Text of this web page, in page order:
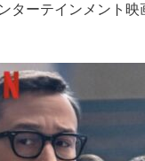
ターテインメント